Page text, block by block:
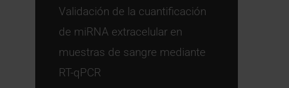
Validación de la cuantificación
de miRNA extracelular en
muestras de sangre mediante
RT-qPCR